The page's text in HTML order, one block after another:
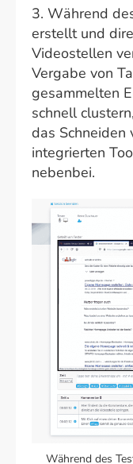
3. Während
erstellt und
Videostellen
Vergabe von
gesammelten
schnell
das
integrierten
nebenbei.
Während des